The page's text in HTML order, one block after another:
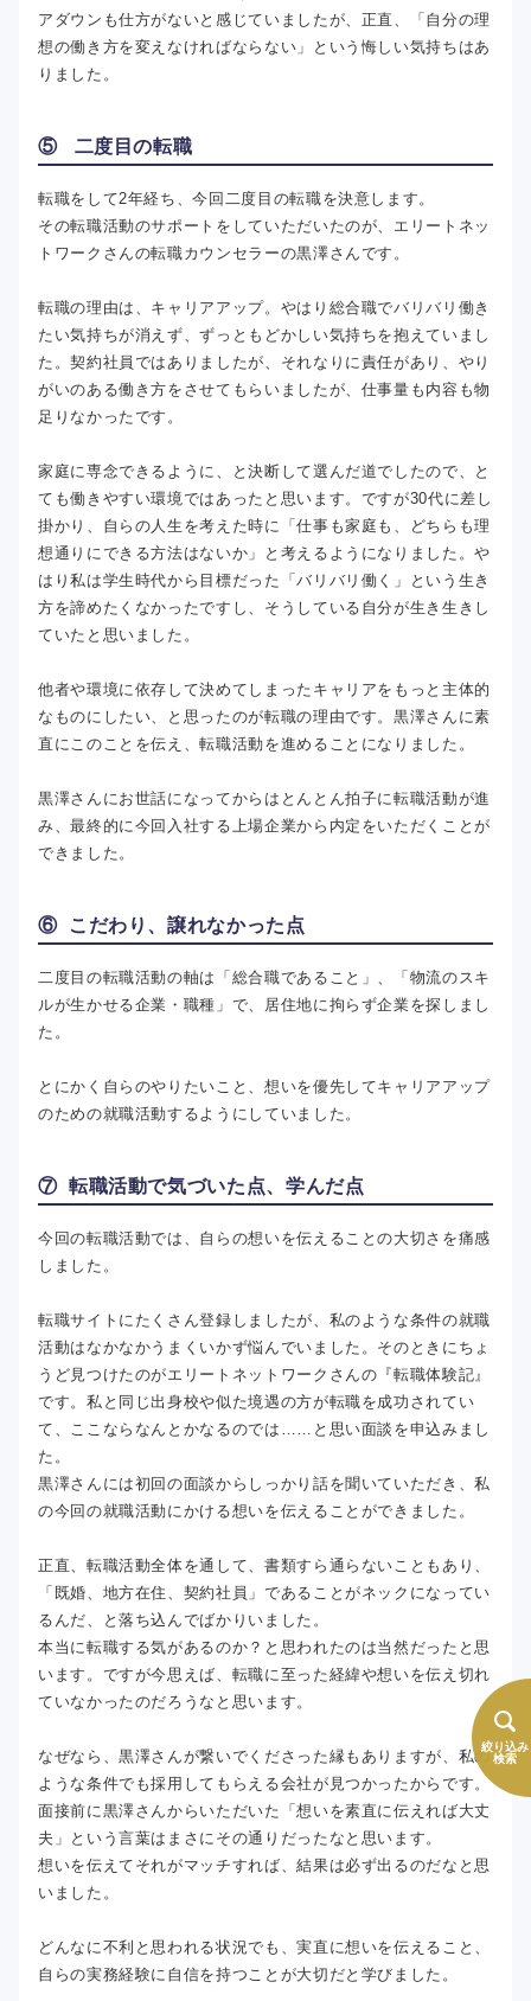
絞り込み
検索
アダウンも仕方がないと感じていましたが、正直、「自分の理
想の働き方を変えなければならない」という悔しい気持ちはあ
りました。
⑤ 二度目の転職
転職をして2年経ち、今回二度目の転職を決意します。
その転職活動のサポートをしていただいたのが、エリートネッ
トワークさんの転職カウンセラーの黒澤さんです。
転職の理由は、キャリアアップ。やはり総合職でバリバリ働き
たい気持ちが消えず、ずっともどかしい気持ちを抱えていまし
た。契約社員ではありましたが、それなりに責任があり、やり
がいのある働き方をさせてもらいましたが、仕事量も内容も物
足りなかったです。
家庭に専念できるように、と決断して選んだ道でしたので、と
ても働きやすい環境ではあったと思います。ですが30代に差し
掛かり、自らの人生を考えた時に「仕事も家庭も、どちらも理
想通りにできる方法はないか」と考えるようになりました。や
はり私は学生時代から目標だった「バリバリ働く」という生き
方を諦めたくなかったですし、そうしている自分が生き生きし
ていたと思いました。
他者や環境に依存して決めてしまったキャリアをもっと主体的
なものにしたい、と思ったのが転職の理由です。黒澤さんに素
直にこのことを伝え、転職活動を進めることになりました。
黒澤さんにお世話になってからはとんとん拍子に転職活動が進
み、最終的に今回入社する上場企業から内定をいただくことが
できました。
⑥ こだわり、譲れなかった点
二度目の転職活動の軸は「総合職であること」、「物流のスキ
ルが生かせる企業・職種」で、居住地に拘らず企業を探しまし
た。
とにかく自らのやりたいこと、想いを優先してキャリアアップ
のための就職活動するようにしていました。
⑦ 転職活動で気づいた点、学んだ点
今回の転職活動では、自らの想いを伝えることの大切さを痛感
しました。
転職サイトにたくさん登録しましたが、私のような条件の就職
活動はなかなかうまくいかず悩んでいました。そのときにちょ
うど見つけたのがエリートネットワークさんの『転職体験記』
です。私と同じ出身校や似た境遇の方が転職を成功されてい
て、ここならなんとかなるのでは……と思い面談を申込みまし
た。
黒澤さんには初回の面談からしっかり話を聞いていただき、私
の今回の就職活動にかける想いを伝えることができました。
正直、転職活動全体を通して、書類すら通らないこともあり、
「既婚、地方在住、契約社員」であることがネックになってい
るんだ、と落ち込んでばかりいました。
本当に転職する気があるのか？と思われたのは当然だったと思
います。ですが今思えば、転職に至った経緯や想いを伝え切れ
ていなかったのだろうなと思います。
なぜなら、黒澤さんが繋いでくださった縁もありますが、私の
ような条件でも採用してもらえる会社が見つかったからです。
面接前に黒澤さんからいただいた「想いを素直に伝えれば大丈
夫」という言葉はまさにその通りだったなと思います。
想いを伝えてそれがマッチすれば、結果は必ず出るのだなと思
いました。
どんなに不利と思われる状況でも、実直に想いを伝えること、
自らの実務経験に自信を持つことが大切だと学びました。